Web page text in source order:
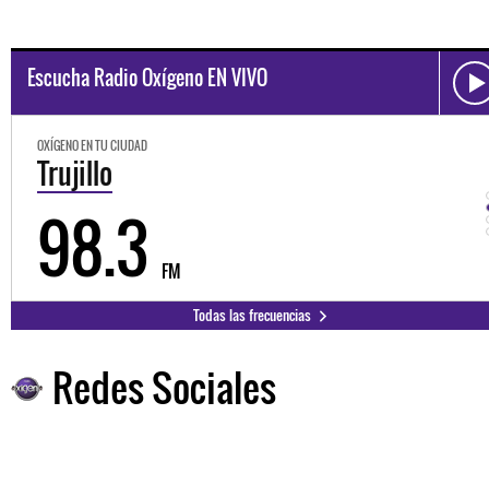
Escucha Radio Oxígeno EN VIVO
OXÍGENO EN TU CIUDAD
Trujillo
98.3 FM
Todas las frecuencias
Redes Sociales